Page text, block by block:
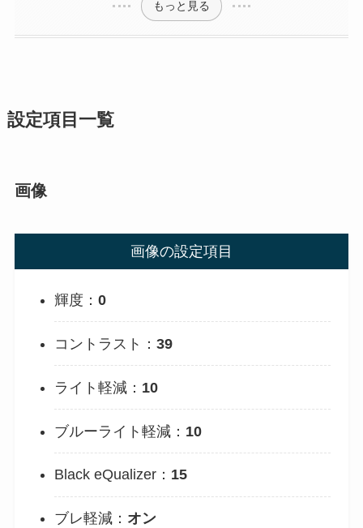
もっと見る
設定項目一覧
画像
画像の設定項目
輝度：0
コントラスト：39
ライト軽減： 10
ブルーライト軽減： 10
Black eQualizer： 15
ブレ軽減： オン